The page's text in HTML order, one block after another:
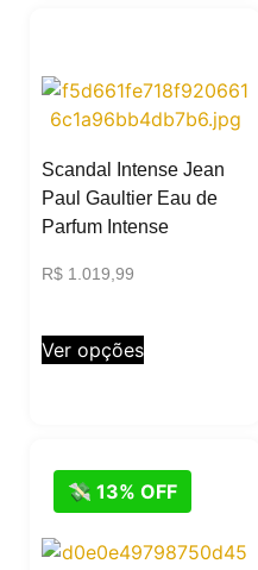
Scandal Intense Jean
Paul Gaultier Eau de
Parfum Intense
R$ 1.019,99
Ver opções
💸 13% OFF